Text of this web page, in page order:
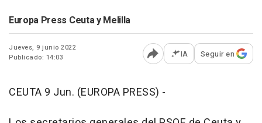
Europa Press Ceuta y Melilla
Jueves, 9 junio 2022
Publicado: 14:03
Abrir opciones para
IA Seguir en
CEUTA 9 Jun. (EUROPA PRESS) -